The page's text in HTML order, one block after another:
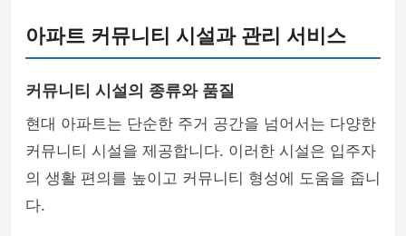
아파트 커뮤니티 시설과 관리 서비스
커뮤니티 시설의 종류와 품질
현대 아파트는 단순한 주거 공간을 넘어서는 다양한
커뮤니티 시설을 제공합니다. 이러한 시설은 입주자
의 생활 편의를 높이고 커뮤니티 형성에 도움을 줍니
다.